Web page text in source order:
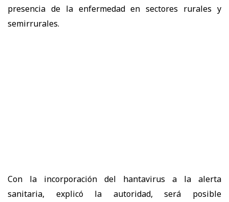
presencia de la enfermedad en sectores rurales y
semirrurales.
Con la incorporación del hantavirus a la alerta
sanitaria, explicó la autoridad, será posible